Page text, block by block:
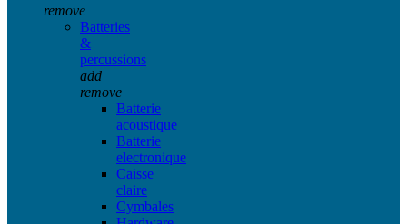
remove
Batteries
&
percussions
add
remove
Batterie
acoustique
Batterie
electronique
Caisse
claire
Cymbales